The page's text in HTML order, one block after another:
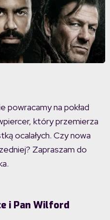
powracamy na pokład
który przemierza
ocalałych. Czy nowa
Zapraszam do
i Pan Wilford